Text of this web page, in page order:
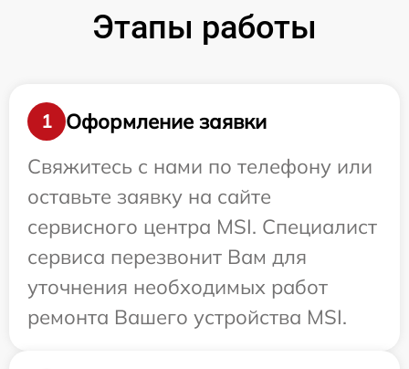
Этапы работы
1
Оформление заявки
Свяжитесь с нами по телефону или
оставьте заявку на сайте
сервисного центра MSI. Специалист
сервиса перезвонит Вам для
уточнения необходимых работ
ремонта Вашего устройства MSI.